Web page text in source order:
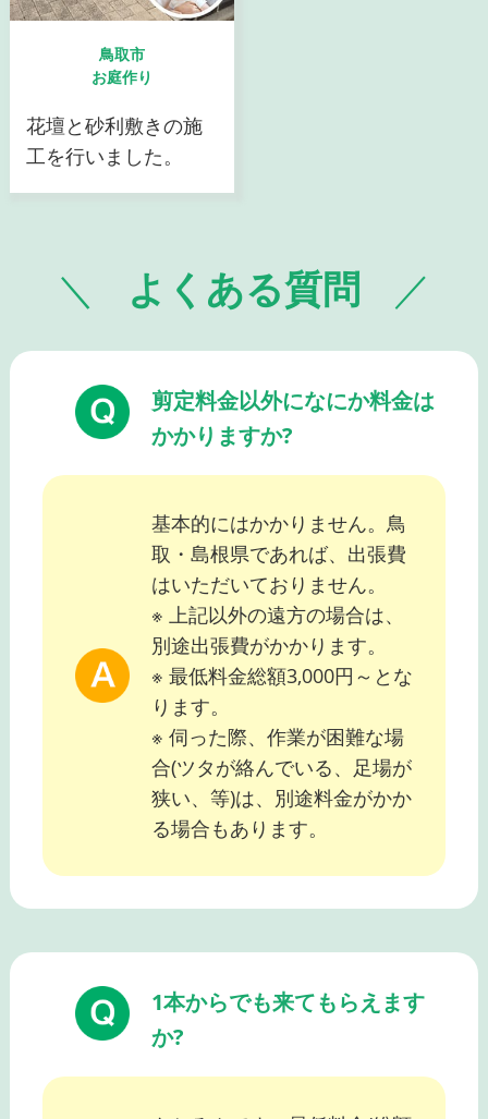
鳥取市
お庭作り
花壇と砂利敷きの施
工を行いました。
よくある質問
剪定料金以外になにか料金は
かかりますか?
基本的にはかかりません。鳥
取・島根県であれば、出張費
はいただいておりません。
※ 上記以外の遠方の場合は、
別途出張費がかかります。
※ 最低料金総額3,000円～とな
ります。
※ 伺った際、作業が困難な場
合(ツタが絡んでいる、足場が
狭い、等)は、別途料金がかか
る場合もあります。
1本からでも来てもらえます
か?